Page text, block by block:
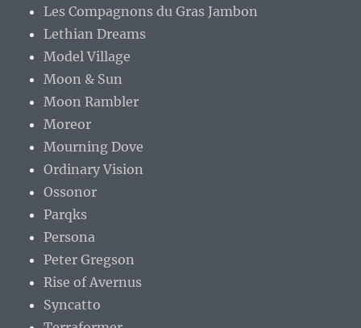
Les Compagnons du Gras Jambon
Lethian Dreams
Model Village
Moon & Sun
Moon Rambler
Moreor
Mourning Dove
Ordinary Vision
Ossonor
Parqks
Persona
Peter Gregson
Rise of Avernus
Syncatto